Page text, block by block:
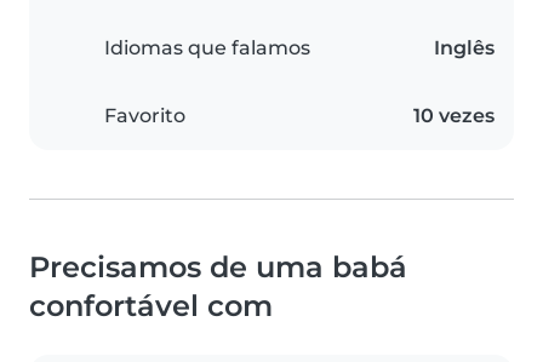
Idiomas que falamos Inglês
Favorito 10 vezes
Precisamos de uma babá
confortável com